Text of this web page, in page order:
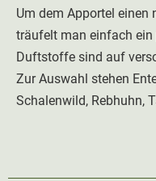
Um dem Apportel einen
träufelt man einfach
Duftstoffe sind auf
Zur Auswahl stehen
Schalenwild, Rebhuhn,